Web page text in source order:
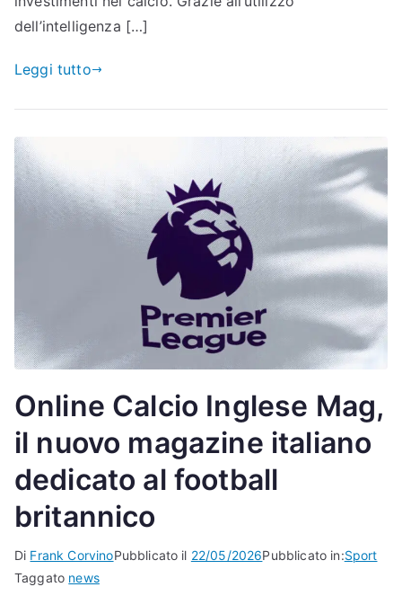
dell’intelligenza […]
Leggi tutto
Online Calcio Inglese Mag,
il nuovo magazine italiano
dedicato al football
britannico
Di Frank CorvinoPubblicato il 22/05/2026Pubblicato in:Sport
Taggato news